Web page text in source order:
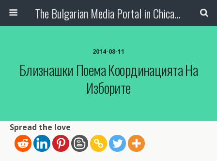
The Bulgarian Media Portal in Chicago
2014-08-11
Близнашки Поема Координацията На
Изборите
Spread the love